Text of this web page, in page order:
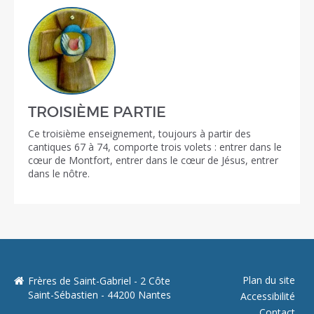
TROISIÈME PARTIE
Ce troisième enseignement, toujours à partir des
cantiques 67 à 74, comporte trois volets : entrer dans le
cœur de Montfort, entrer dans le cœur de Jésus, entrer
dans le nôtre.
Plan du site
Accessibilité
Frères de Saint-Gabriel - 2 Côte
Saint-Sébastien - 44200 Nantes